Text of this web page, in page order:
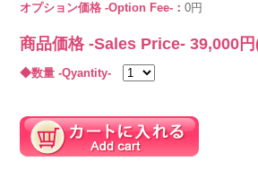
オプション価格 -Option Fee-：0円
商品価格 -Sales Price-39,000
◆数量 -Qyantity-